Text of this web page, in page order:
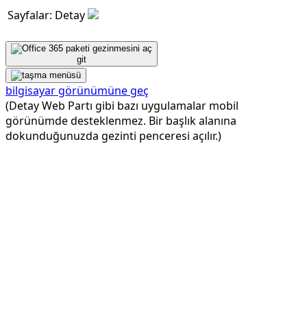
Sayfalar: Detay
git
bilgisayar görünümüne geç
(Detay Web Partı gibi bazı uygulamalar mobil
görünümde desteklenmez. Bir başlık alanına
dokunduğunuzda gezinti penceresi açılır.)